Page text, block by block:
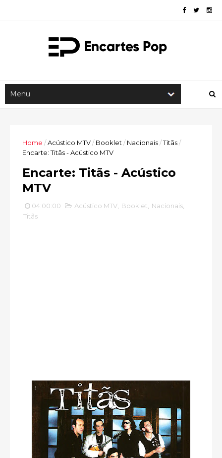
Home /Acústico MTV/ Booklet / Nacionais/Titãs/
Encarte: Titãs - Acústico MTV
Encarte: Titãs - Acústico
MTV
04:00:00 Acústico MTV Booklet Nacionais
Titãs